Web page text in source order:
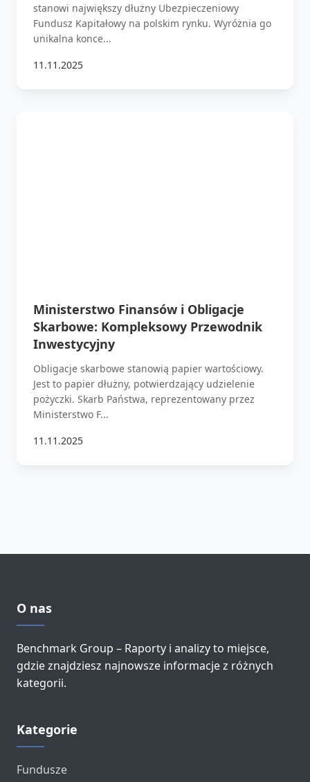
stanowi największy dłużny Ubezpieczeniowy
Fundusz Kapitałowy na polskim rynku. Wyróżnia go
unikalna konce...
11.11.2025
Ministerstwo Finansów i Obligacje
Skarbowe: Kompleksowy Przewodnik
Inwestycyjny
Obligacje skarbowe stanowią papier wartościowy.
Jest to papier dłużny, potwierdzający udzielenie
pożyczki. Skarb Państwa, reprezentowany przez
Ministerstwo F...
11.11.2025
O nas
Benchmark Group – Raporty i analizy to miejsce,
gdzie znajdziesz najnowsze informacje z różnych
kategorii.
Kategorie
Fundusze